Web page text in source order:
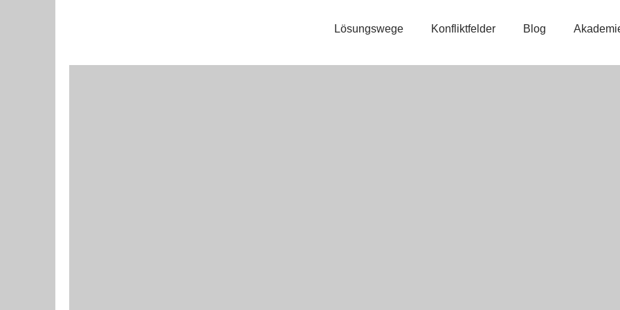
Lösungswege Konfliktfelder Blog